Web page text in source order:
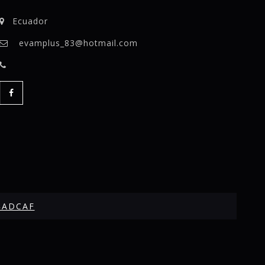
Ecuador
evamplus_83@hotmail.com